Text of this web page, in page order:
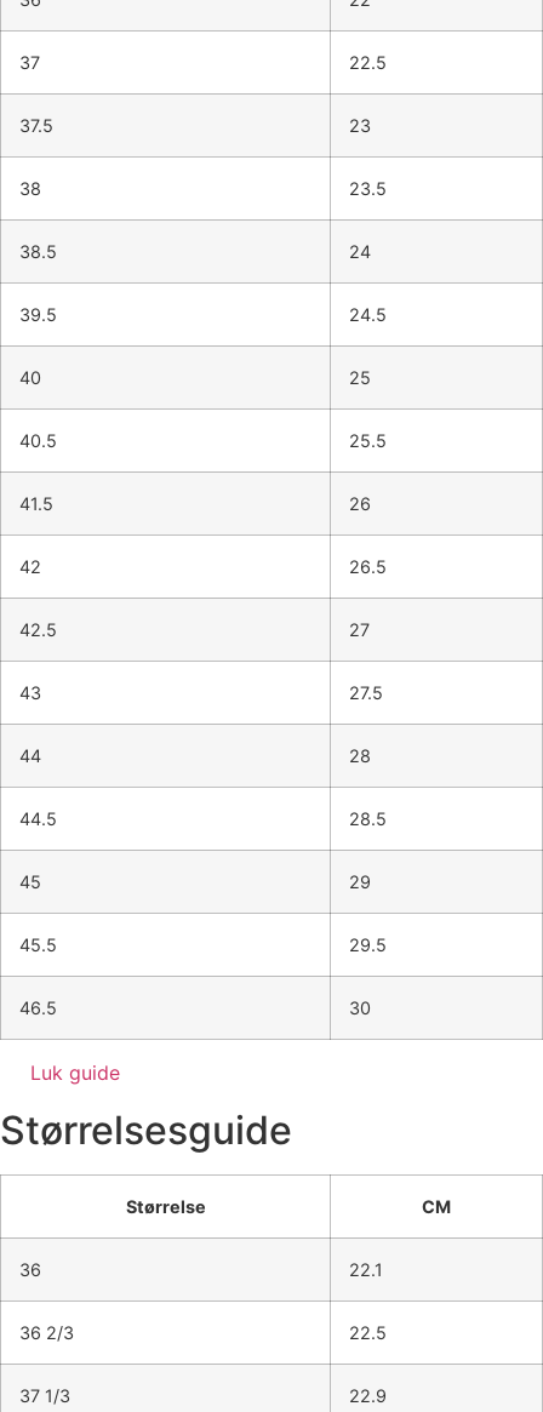
37 22.5
37.5 23
38 23.5
38.5 24
39.5 24.5
40 25
40.5 25.5
41.5 26
42 26.5
42.5 27
43 27.5
44 28
44.5 28.5
45 29
45.5 29.5
46.5 30
Luk guide
Størrelsesguide
Størrelse CM
36 22.1
36 2/3 22.5
37 1/3 22.9